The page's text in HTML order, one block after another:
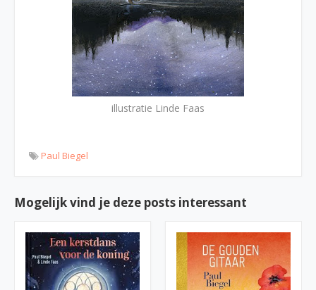
illustratie Linde Faas
Paul Biegel
Mogelijk vind je deze posts interessant